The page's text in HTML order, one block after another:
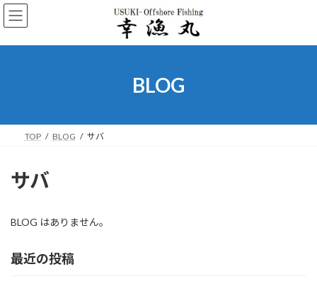
コ
ン
ン
ナ
ビ
ー
BLOG
TOP BLOG サバ
サバ
BLOG はありません。
最近の投稿